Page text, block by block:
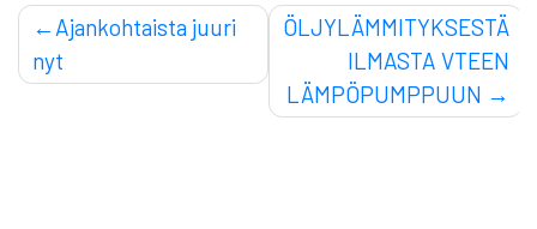
Artikkelien
selaus
Ajankohtaista juuri
nyt
ÖLJYLÄMMITYKSESTÄ
ILMASTA VTEEN
LÄMPÖPUMPPUUN